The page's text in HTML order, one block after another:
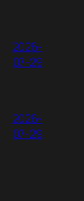
2026-
07-29
2026-
07-29